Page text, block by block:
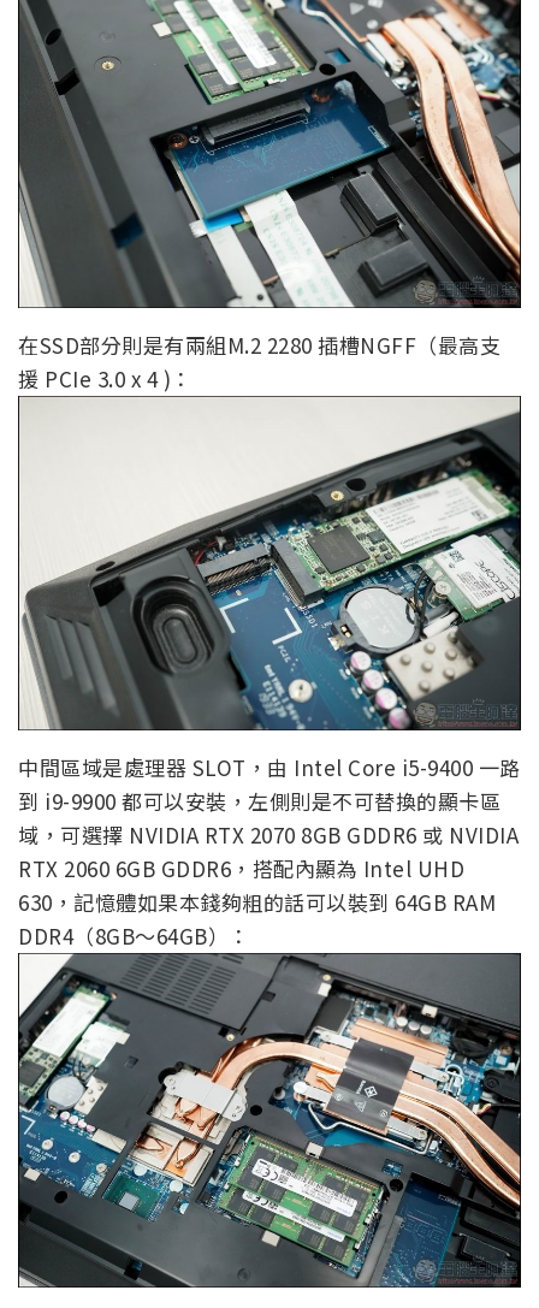
在SSD部分則是有兩組M.2 2280 插槽NGFF（最高支
援 PCIe 3.0 x 4 )：
中間區域是處理器 SLOT，由 Intel Core i5-9400 一路
到 i9-9900 都可以安裝，左側則是不可替換的顯卡區
域，可選擇 NVIDIA RTX 2070 8GB GDDR6 或 NVIDIA
RTX 2060 6GB GDDR6，搭配內顯為 Intel UHD
630，記憶體如果本錢夠粗的話可以裝到 64GB RAM
DDR4（8GB～64GB）：